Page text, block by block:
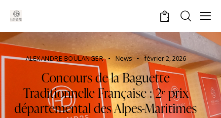
0
ALEXANDRE BOULANGER News février 2, 2026
Concours de la Baguette
Traditionnelle Française : 2ᵉ prix
départemental des Alpes-Maritimes